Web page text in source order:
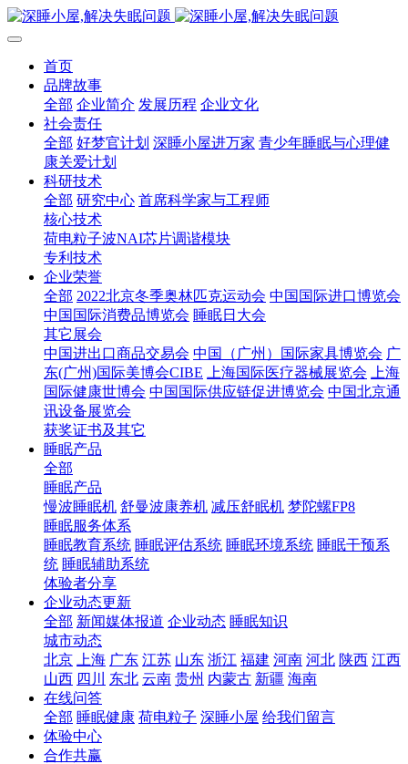
首页
品牌故事
全部 企业简介 发展历程 企业文化
社会责任
全部 好梦官计划 深睡小屋进万家 青少年睡眠与心理健
康关爱计划
科研技术
全部 研究中心 首席科学家与工程师
核心技术
荷电粒子波NAI芯片调谐模块
专利技术
企业荣誉
全部 2022北京冬季奥林匹克运动会 中国国际进口博览会
中国国际消费品博览会 睡眠日大会
其它展会
中国进出口商品交易会 中国（广州）国际家具博览会 广
东(广州)国际美博会CIBE
上海国际医疗器械展览会
上海
国际健康世博会 中国国际供应链促进博览会 中国北京通
讯设备展览会
获奖证书及其它
睡眠产品
全部
睡眠产品
慢波睡眠机 舒曼波康养机 减压舒眠机 梦陀螺FP8
睡眠服务体系
睡眠教育系统 睡眠评估系统 睡眠环境系统 睡眠干预系
统 睡眠辅助系统
体验者分享
企业动态更新
全部 新闻媒体报道 企业动态 睡眠知识
城市动态
北京
上海 广东 江苏 山东 浙江 福建 河南 河北 陕西 江西
山西 四川 东北 云南 贵州 内蒙古 新疆 海南
在线问答
全部 睡眠健康 荷电粒子 深睡小屋 给我们留言
体验中心
合作共赢